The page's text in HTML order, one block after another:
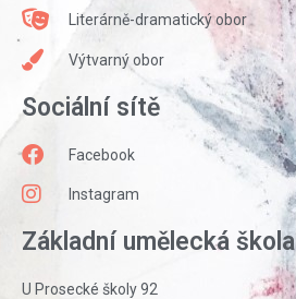
Literárně-dramatický obor
Výtvarný obor
Sociální sítě
Facebook
Instagram
Základní umělecká škola
U Prosecké školy 92